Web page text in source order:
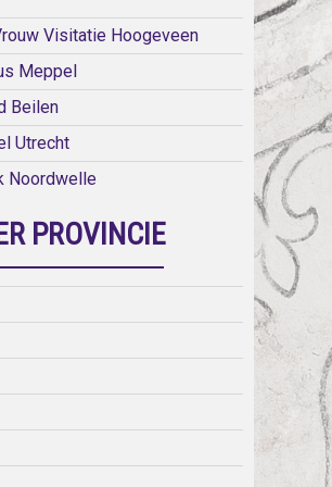
Visitatie Hoogeveen
Meppel
Beilen
Utrecht
Noordwelle
PROVINCIE